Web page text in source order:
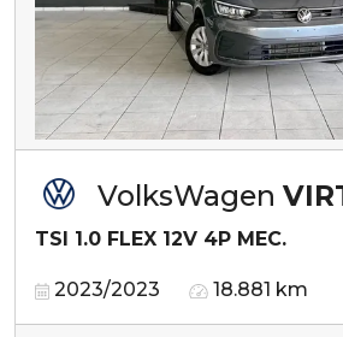
VolksWagen
TSI 1.0 FLEX 12V 4P MEC.
2023/2023 18.881 km